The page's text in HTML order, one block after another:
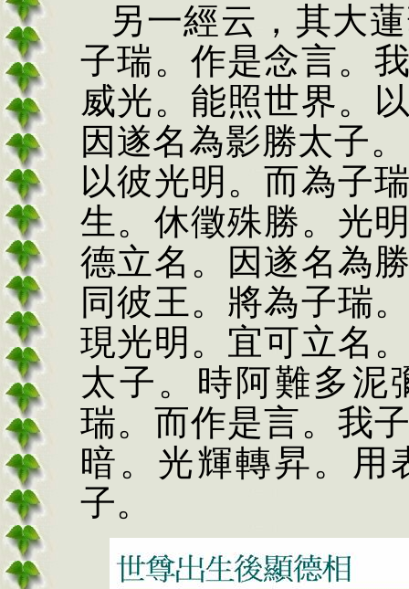
另一經云，其大
子瑞。作是念言。
威光。能照世界。
因遂名為影勝太子。
以彼光明。而為子
生。休徵殊勝。光
德立名。因遂名為
同彼王。將為子瑞
現光明。宜可立名
太子。時阿難多泥
瑞。而作是言。我
暗。光輝轉昇。用
子。